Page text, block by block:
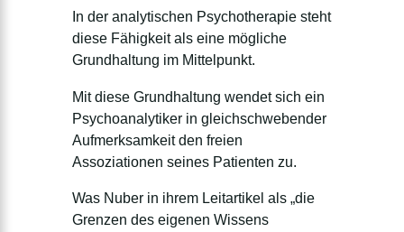
In der analytischen Psychotherapie steht
diese Fähigkeit als eine mögliche
Grundhaltung im Mittelpunkt.
Mit diese Grundhaltung wendet sich ein
Psychoanalytiker in gleichschwebender
Aufmerksamkeit den freien
Assoziationen seines Patienten zu.
Was Nuber in ihrem Leitartikel als „die
Grenzen des eigenen Wissens